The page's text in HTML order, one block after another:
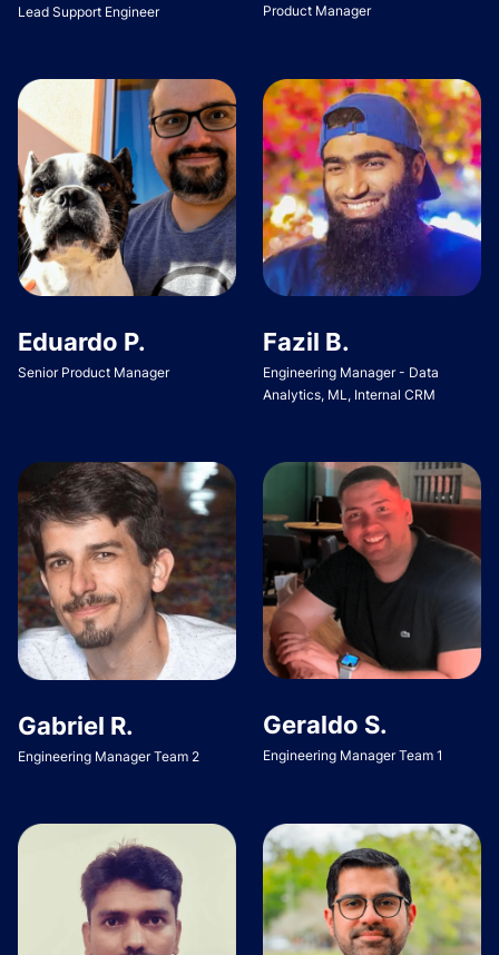
Lead Support Engineer Product Manager
Eduardo P.
Senior Product Manager
Fazil B.
Engineering Manager - Data
Analytics, ML, Internal CRM
Gabriel R.
Engineering Manager Team 2
Geraldo S.
Engineering Manager Team 1